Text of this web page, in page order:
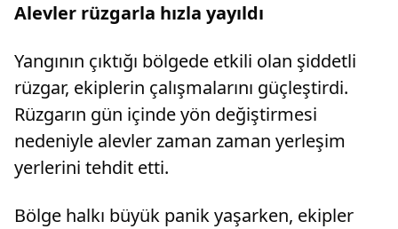
Alevler rüzgarla hızla yayıldı
Yangının çıktığı bölgede etkili olan şiddetli
rüzgar, ekiplerin çalışmalarını güçleştirdi.
Rüzgarın gün içinde yön değiştirmesi
nedeniyle alevler zaman zaman yerleşim
yerlerini tehdit etti.
Bölge halkı büyük panik yaşarken, ekipler